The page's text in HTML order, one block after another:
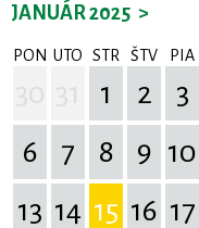
JANUÁR 2025 >
PON UTO STR ŠTV PIA
1 2 3
6
7 8 9 10
13 14 15 16 17